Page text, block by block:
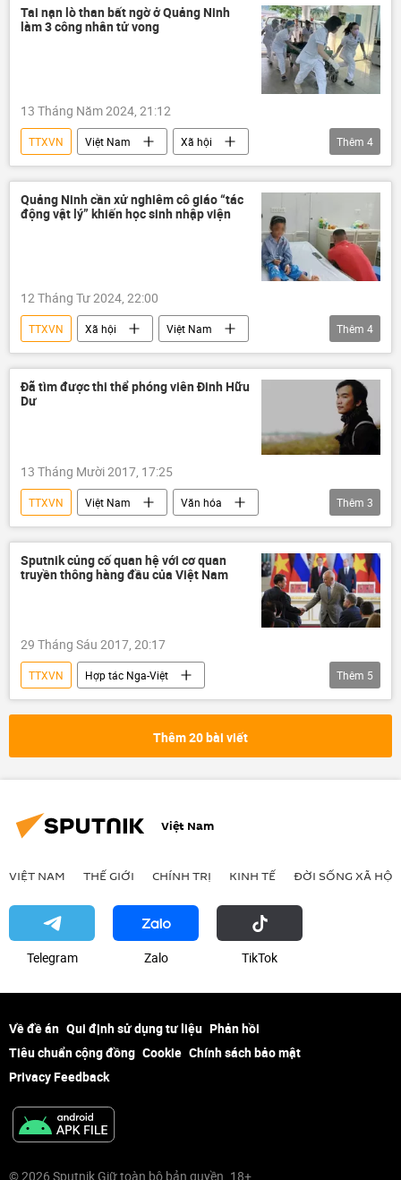
chính quyền
Việt Nam
tin đồn
công an
Ban Chấp hành Trung ương Đảng
Tai nạn lò than bất ngờ ở Quảng Ninh
làm 3 công nhân tử vong
13 Tháng Năm 2024, 21:12
TTXVN Việt Nam
Xã hội
tai nạn
Quảng Ninh
Công nghiệp
than
mỏ than
Thêm 4
Quảng Ninh cần xử nghiêm cô giáo “tác
động vật lý” khiến học sinh nhập viện
12 Tháng Tư 2024, 22:00
TTXVN Xã hội
Việt Nam
Pháp luật
học sinh
bệnh viện
Quảng Ninh
Thêm 4
Đã tìm được thi thể phóng viên Đinh Hữu
Dư
13 Tháng Mười 2017, 17:25
TTXVN Việt Nam
Văn hóa
Xã hội
phóng viên lũ lụt
Thêm 3
Sputnik củng cố quan hệ với cơ quan
truyền thông hàng đầu của Việt Nam
29 Tháng Sáu 2017, 20:17
TTXVN
Hợp tác Nga-Việt
Chuyến thăm Liên Bang Nga của Chủ tịch nước Việt Nam Trần Đại Quang
Nguyễn Đức Lợi
Sputnik
Thêm 5
Thêm 20 bài viết
Việt Nam
VIỆT NAM THẾ GIỚI CHÍNH TRỊ KINH TẾ ĐỜI SỐNG XÃ HỘI
Telegram Zalo ТikТоk
Về đề án Qui định sử dụng tư liệu Phản hồi
Tiêu chuẩn cộng đồng Cookie Chính sách bảo mật
Privacy Feedback
© 2026 Sputnik Giữ toàn bộ bản quyền. 18+